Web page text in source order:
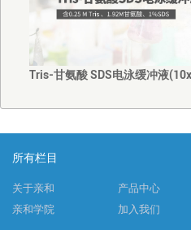
Tris-甘氨酸 SDS电泳缓冲液
所有栏目
关于亲和 产品中心
亲和学院
加入我们